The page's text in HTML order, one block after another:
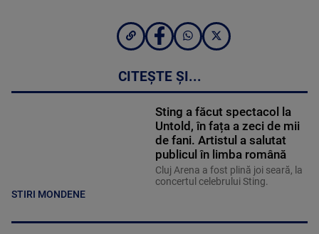
CITEȘTE ȘI...
STIRI MONDENE
Sting a făcut spectacol la
Untold, în fața a zeci de mii
de fani. Artistul a salutat
publicul în limba română
Cluj Arena a fost plină joi seară, la
concertul celebrului Sting.